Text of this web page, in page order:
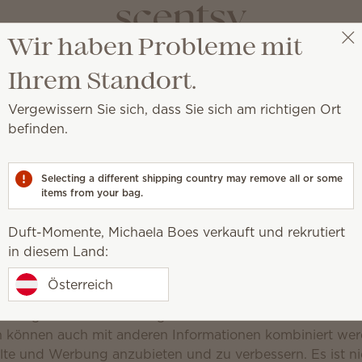
Erklärung zur
Grundverordnun
Aktualisiert am 11. Januar 2024
personenbezogener Daten
kann personenbezogene Daten von Ihnen erfassen.
auf eine identifizierbare Person beziehen, die
kann. Wenn Sie mit Scentsy oder mit einem
werden Sie unter Umständen gebeten,
seine Tochtergesellschaften können diese
gemäß der Erklärung zur Datenschutz-
können auch mit anderen Informationen kombiniert
und Werbung anzubieten und zu verbessern. Es ist
Wir haben Probleme mit
Ihrem Standort.
Vergewissern Sie sich, dass Sie sich am richtigen Ort
befinden.
Selecting a different shipping country may remove all or some
items from your bag.
Duft-Momente, Michaela Boes verkauft und rekrutiert
in diesem Land:
Österreich